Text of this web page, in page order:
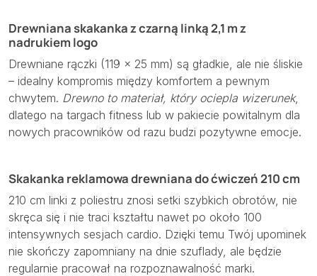
Drewniana skakanka z czarną linką 2,1 m z
nadrukiem logo
Drewniane rączki (119 × 25 mm) są gładkie, ale nie śliskie
– idealny kompromis między komfortem a pewnym
chwytem. Drewno to materiał, który ociepla wizerunek,
dlatego na targach fitness lub w pakiecie powitalnym dla
nowych pracowników od razu budzi pozytywne emocje.
Skakanka reklamowa drewniana do ćwiczeń 210 cm
210 cm linki z poliestru znosi setki szybkich obrotów, nie
skręca się i nie traci kształtu nawet po około 100
intensywnych sesjach cardio. Dzięki temu Twój upominek
nie skończy zapomniany na dnie szuflady, ale będzie
regularnie pracował na rozpoznawalność marki.